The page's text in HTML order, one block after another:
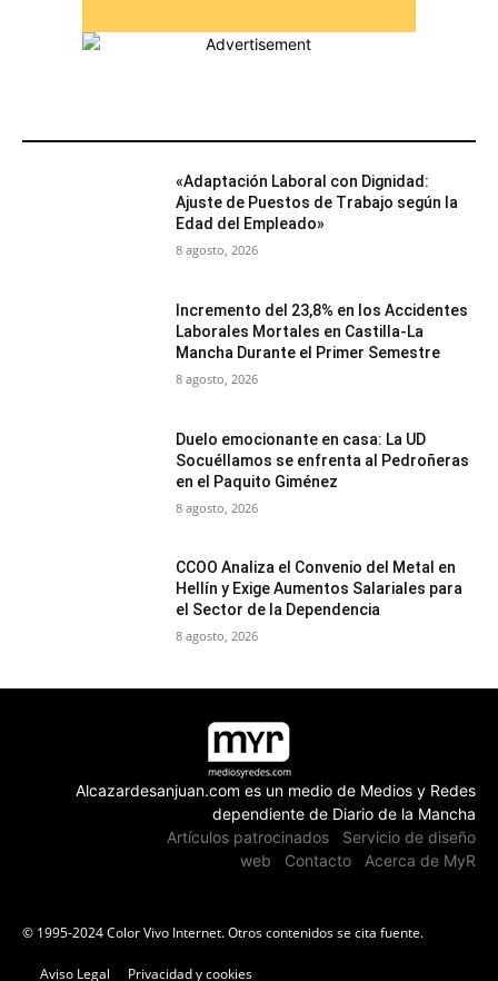
«Adaptación Laboral con Dignidad:
Ajuste de Puestos de Trabajo según la
Edad del Empleado»
8 agosto, 2026
Incremento del 23,8% en los Accidentes
Laborales Mortales en Castilla-La
Mancha Durante el Primer Semestre
8 agosto, 2026
Duelo emocionante en casa: La UD
Socuéllamos se enfrenta al Pedroñeras
en el Paquito Giménez
8 agosto, 2026
CCOO Analiza el Convenio del Metal en
Hellín y Exige Aumentos Salariales para
el Sector de la Dependencia
8 agosto, 2026
Alcazardesanjuan.com es un medio de Medios y Redes
dependiente de Diario de la Mancha
Artículos patrocinados
Servicio de diseño
web
Contacto Acerca de MyR
© 1995-2024 Color Vivo Internet. Otros contenidos se cita fuente.
Aviso Legal Privacidad y cookies